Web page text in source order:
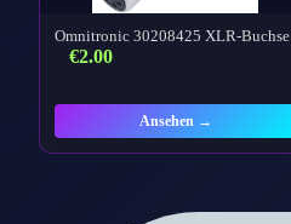
Omnitronic 30208425 XLR-Buchse
€2.00
Ansehen →